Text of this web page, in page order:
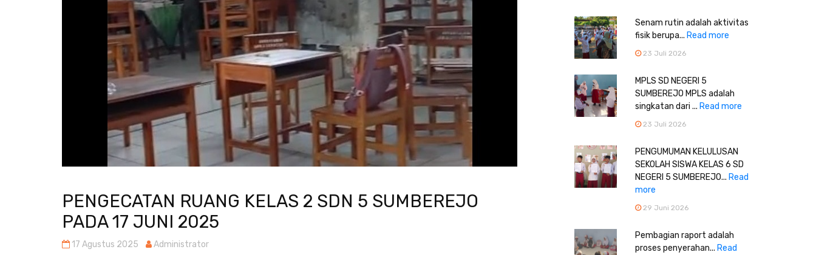
PENGECATAN RUANG KELAS 2 SDN 5 SUMBEREJO
PADA 17 JUNI 2025
17 Agustus 2025 Administrator
Senam rutin adalah aktivitas
fisik berupa... Read more
23 Juli 2026
MPLS SD NEGERI 5
SUMBEREJO MPLS adalah
singkatan dari ... Read more
23 Juli 2026
PENGUMUMAN KELULUSAN
SEKOLAH SISWA KELAS 6 SD
NEGERI 5 SUMBEREJO... Read
more
29 Juni 2026
Pembagian raport adalah
proses penyerahan... Read